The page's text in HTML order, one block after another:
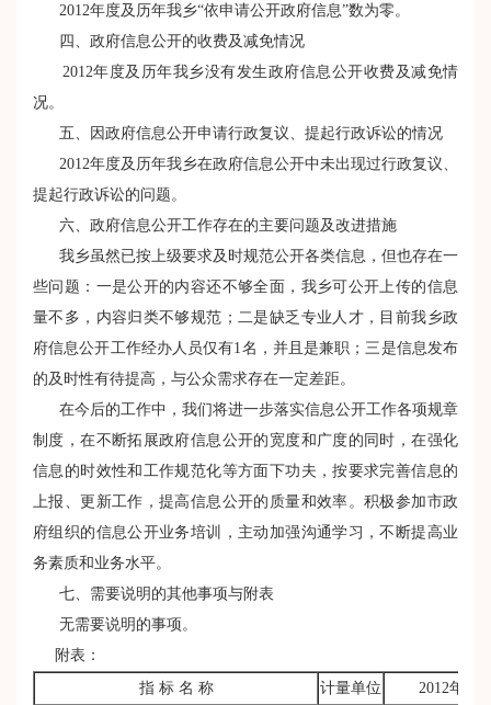
2012年度及历年我乡“依申请公开政府信息”数为零。
四、政府信息公开的收费及减免情况
2012年度及历年我乡没有发生政府信息公开收费及减免情
况。
五、因政府信息公开申请行政复议、提起行政诉讼的情况
2012年度及历年我乡在政府信息公开中未出现过行政复议、
提起行政诉讼的问题。
六、政府信息公开工作存在的主要问题及改进措施
我乡虽然已按上级要求及时规范公开各类信息，但也存在一
些问题：一是公开的内容还不够全面，我乡可公开上传的信息
量不多，内容归类不够规范；二是缺乏专业人才，目前我乡政
府信息公开工作经办人员仅有1名，并且是兼职；三是信息发布
的及时性有待提高，与公众需求存在一定差距。
在今后的工作中，我们将进一步落实信息公开工作各项规章
制度，在不断拓展政府信息公开的宽度和广度的同时，在强化
信息的时效性和工作规范化等方面下功夫，按要求完善信息的
上报、更新工作，提高信息公开的质量和效率。积极参加市政
府组织的信息公开业务培训，主动加强沟通学习，不断提高业
务素质和业务水平。
七、需要说明的其他事项与附表
无需要说明的事项。
附表：
指 标 名 称
计量单位
2012年度